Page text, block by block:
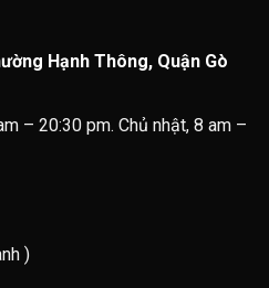
Hạnh Thông, Quận Gò
– 20:30 pm. Chủ nhật, 8 am –
)